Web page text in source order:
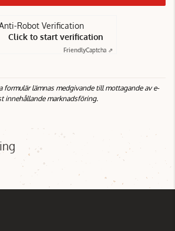
Robot Verification
Click to start verification
FriendlyCaptcha ⇗
formulär lämnas medgivande till mottagande av e-
innehållande marknadsföring.